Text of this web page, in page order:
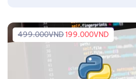
499.000VND199.000VND